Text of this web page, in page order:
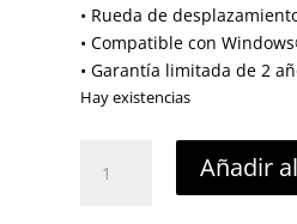
• Rueda de
• Compatible con
• Garantía limitada de 2
Hay existencias
Añadir